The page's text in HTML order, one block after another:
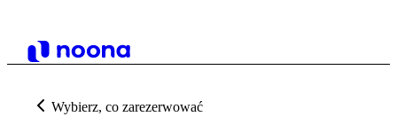
Wybierz, co zarezerwować